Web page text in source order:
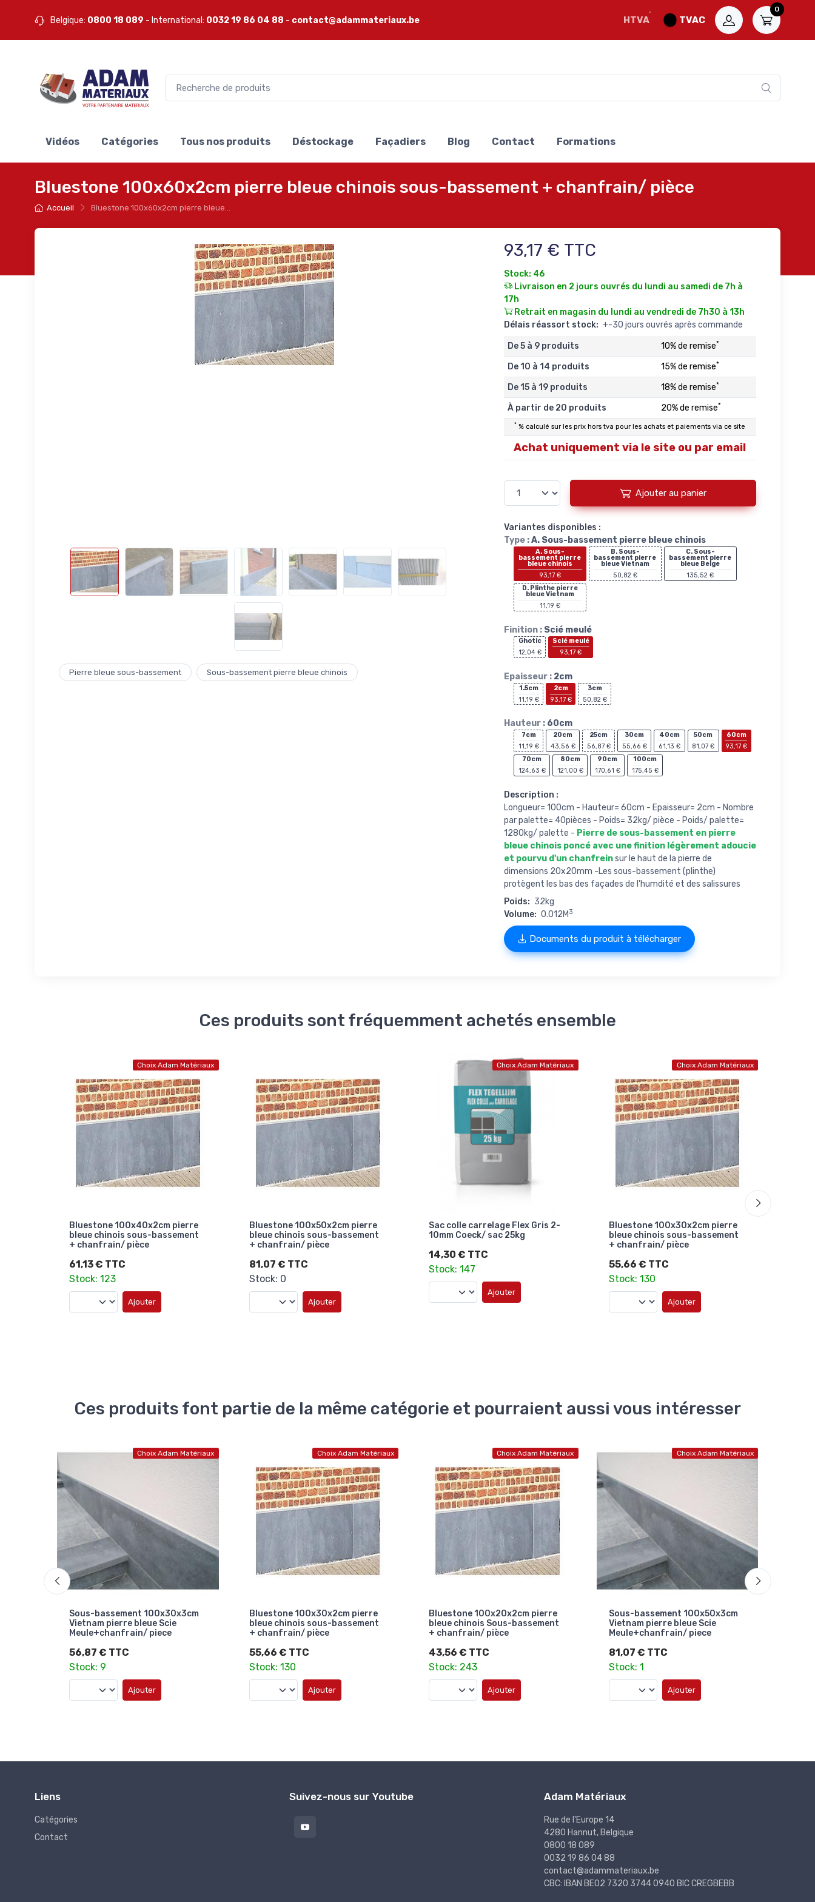
Belgique: 0800 18 089 - International: 0032 19 86 04 88 - contact@adammateriaux.be HTVA TVAC
0
Vidéos Catégories Tous nos produits Déstockage Façadiers Blog Contact Formations
Bluestone 100x60x2cm pierre bleue chinois sous-bassement + chanfrain/ pièce
Accueil Bluestone 100x60x2cm pierre bleue...
Pierre bleue sous-bassement Sous-bassement pierre bleue chinois
93,17 € TTC
Stock: 46
Livraison en 2 jours ouvrés du lundi au samedi de 7h à
17h
Retrait en magasin du lundi au vendredi de 7h30 à 13h
Délais réassort stock: +-30 jours ouvrés après commande
De 5 à 9 produits 10% de remise*
De 10 à 14 produits 15% de remise*
De 15 à 19 produits 18% de remise*
À partir de 20 produits 20% de remise*
* % calculé sur les prix hors tva pour les achats et paiements via ce site
Achat uniquement via le site ou par email
Ajouter au panier
Variantes disponibles :
Type :A. Sous-bassement pierre bleue chinois
A. Sous-
bassement pierre
bleue chinois
93,17 €
B. Sous-
bassement pierre
bleue Vietnam
50,82 €
C. Sous-
bassement pierre
bleue Belge
135,52 €
D. Plinthe pierre
bleue Vietnam
11,19 €
Finition : Scié meulé
Ghotic
12,04 €
Scié meulé
93,17 €
Epaisseur : 2cm
1.5cm
11,19 €
2cm
93,17 €
3cm
50,82 €
Hauteur : 60cm
7cm
11,19 €
20cm
43,56 €
25cm
56,87 €
30cm
55,66 €
40cm
61,13 €
50cm
81,07 €
60cm
93,17 €
70cm
124,63 €
80cm
121,00 €
90cm
170,61 €
100cm
175,45 €
Description :
Longueur= 100cm - Hauteur= 60cm - Epaisseur= 2cm - Nombre
par palette= 40pièces - Poids= 32kg/ pièce - Poids/ palette=
1280kg/ palette - Pierre de sous-bassement en pierre
bleue chinois poncé avec une finition légèrement adoucie
et pourvu d'un chanfreinsur le haut de la pierre de
dimensions 20x20mm -Les sous-bassement (plinthe)
protègent les bas des façades de l'humdité et des salissures
Poids: 32kg
Volume: 0.012M3
Documents du produit à télécharger
Ces produits sont fréquemment achetés ensemble
Choix Adam Matériaux
Bluestone 100x40x2cm pierre
bleue chinois sous-bassement
+ chanfrain/ pièce
61,13 € TTC
Stock: 123
Ajouter
Bluestone 100x50x2cm pierre
bleue chinois sous-bassement
+ chanfrain/ pièce
81,07 € TTC
Stock: 0
Ajouter
Choix Adam Matériaux
Sac colle carrelage Flex Gris 2-
10mm Coeck/ sac 25kg
14,30 € TTC
Stock: 147
Ajouter
Choix Adam Matériaux
Bluestone 100x30x2cm pierre
bleue chinois sous-bassement
+ chanfrain/ pièce
55,66 € TTC
Stock: 130
Ajouter
Ces produits font partie de la même catégorie et pourraient aussi vous intéresser
Choix Adam Matériaux
Bluestone 100x30x2cm pierre
bleue chinois sous-bassement
+ chanfrain/ pièce
55,66 € TTC
Stock: 130
Ajouter
Choix Adam Matériaux
Bluestone 100x20x2cm pierre
bleue chinois Sous-bassement
+ chanfrain/ pièce
43,56 € TTC
Stock: 243
Ajouter
Choix Adam Matériaux
Sous-bassement 100x50x3cm
Vietnam pierre bleue Scie
Meule+chanfrain/ piece
81,07 € TTC
Stock: 1
Ajouter
Choix Adam Matériaux
Bluestone 100x40x2cm pierre
bleue chinois sous-bassement
+ chanfrain/ pièce
61,13 € TTC
Stock: 123
Ajouter
Liens
Catégories
Contact
Suivez-nous sur Youtube Adam Matériaux
Rue de l'Europe 14
4280 Hannut, Belgique
0800 18 089
0032 19 86 04 88
contact@adammateriaux.be
CBC: IBAN BE02 7320 3744 0940 BIC CREGBEBB